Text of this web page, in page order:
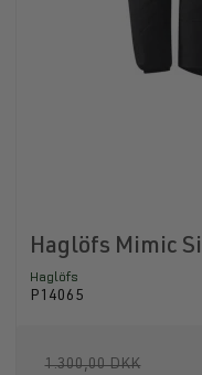
Haglöfs Mimic
Haglöfs
P14065
1.300,00 DKK